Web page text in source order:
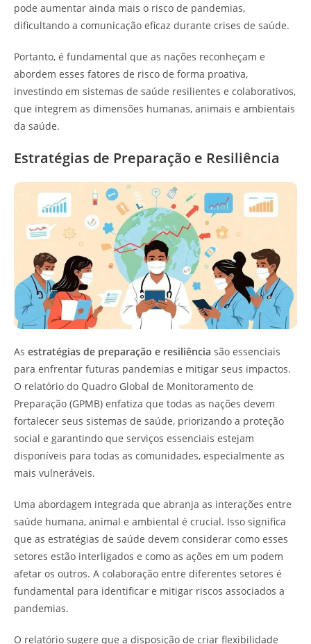
pode aumentar ainda mais o risco de pandemias,
dificultando a comunicação eficaz durante crises de saúde.
Portanto, é fundamental que as nações reconheçam e
abordem esses fatores de risco de forma proativa,
investindo em sistemas de saúde resilientes e colaborativos,
que integrem as dimensões humanas, animais e ambientais
da saúde.
Estratégias de Preparação e Resiliência
As estratégias de preparação e resiliência são essenciais
para enfrentar futuras pandemias e mitigar seus impactos.
O relatório do Quadro Global de Monitoramento de
Preparação (GPMB) enfatiza que todas as nações devem
fortalecer seus sistemas de saúde, priorizando a proteção
social e garantindo que serviços essenciais estejam
disponíveis para todas as comunidades, especialmente as
mais vulneráveis.
Uma abordagem integrada que abranja as interações entre
saúde humana, animal e ambiental é crucial. Isso significa
que as estratégias de saúde devem considerar como esses
setores estão interligados e como as ações em um podem
afetar os outros. A colaboração entre diferentes setores é
fundamental para identificar e mitigar riscos associados a
pandemias.
O relatório sugere que a disposição de criar flexibilidade